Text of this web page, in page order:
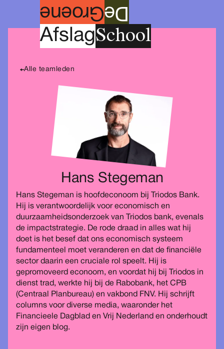
G
roene D
e
AfslagSchool
Alle teamleden
Hans Stegeman
Hans Stegeman is hoofdeconoom bij Triodos Bank.
Hij is verantwoordelijk voor economisch en
duurzaamheidsonderzoek van Triodos bank, evenals
de impactstrategie. De rode draad in alles wat hij
doet is het besef dat ons economisch systeem
fundamenteel moet veranderen en dat de financiële
sector daarin een cruciale rol speelt. Hij is
gepromoveerd econoom, en voordat hij bij Triodos in
dienst trad, werkte hij bij de Rabobank, het CPB
(Centraal Planbureau) en vakbond FNV. Hij schrijft
columns voor diverse media, waaronder het
Financieele Dagblad en Vrij Nederland en onderhoudt
zijn eigen blog.